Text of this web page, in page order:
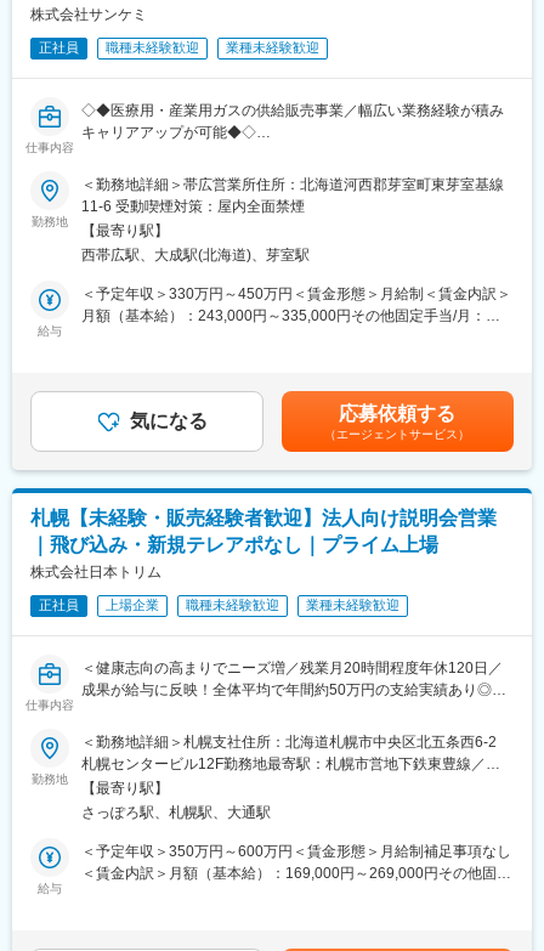
基本的にはOJT制度で現場社員の方があなた専属でメンターが付
きます。（半年程）しっかりと知識面の研修をした上で、まずは
先輩と病院やクリニックなどのお客様へ訪問し、現場を見て知識
を体系化、お客様に自分のことを覚えて頂き関係性を構築してい
きます。
ご入社頂くとともに、半年かけて身に付ける業務スケジュールに
沿って業務をこなして頂く為、置いて行かれる心配はございませ
※旭川支店では現在7人の営業がおります。
■評価制度：
等級とランクによる2段階の評価指標がございます。等級は1年に
れます。
ランクは数値面と業務達成度を評価し、基本給に紐づいておりま
・当社ではノルマのために無理な営業を行うことはありません。
あくまでも「目標」としてチーム制度で協力しながら行動し、お
客様のためになる提案を第一に考えています。
・医療機器・医療商材の代理店営業の為、医療業界、知識を身に
付けることができます。
・家族手当等の福利厚生も充実しており、長期就業できる環境で
す。
・長時間の残業は発生しません。残業月平均10～15時間程度で
す。
株式会社サンケミ
正社員 職種未経験歓迎 業種未経験歓迎
仕事内容
◇◆医療用・産業用ガスの供給販売事業／幅広い業務経験が積み
キャリアアップが可能◆◇
■業務内容：
帯広営業所にて、以下の業務を担当していただきます。
・燃料ガスの販売・設備工事・検針、並びに付随する一切の業務
・在宅医療サービス業務を含む帯広営業所内業務全般
少人数の営業所のため、燃料ガス関連業務と在宅医療サービス業
務の両方に従事していただきます。
地域に密着したサービスを提供する、やりがいのあるお仕事で
在宅医療サービスの業務が未経験の方でもご安心ください。
業務習得に向けたOJT（実地研修）を実施しており、経験に応じ
て研修期間を調整します。研修は札幌本社で行う可能性もありま
■組織構成：
帯広営業所には現在7名が在籍しています（所長含む）。
・所長：62歳
・年齢構成：20代～60代まで幅広く在籍
・男女比：男性6名、女性1名
若手からベテランまで、幅広く活躍しています。
■キャリアパス
営業経験を積んで頂いた後、20年後には帯広営業所の所長をお任
せする可能性もあります。
広い業務をお任せしたいと考えています（燃料以外の仕事も含ま
れます。）
長期的な視点で成長していただける方を歓迎します。
資格や経験をお持ちの方はもちろん歓迎ですが、何よりも現場で
の実務に真摯に取り組んでいただける方を求めています。
勤務地
＜勤務地詳細＞帯広営業所住所：北海道河西郡芽室町東芽室基線
11-6 受動喫煙対策：屋内全面禁煙
【最寄り駅】
西帯広駅、大成駅(北海道)、芽室駅
給与
＜予定年収＞330万円～450万円＜賃金形態＞月給制＜賃金内訳＞
月額（基本給）：243,000円～335,000円その他固定手当/月：
与：年3回（7月、10月、12月）※過去実績：平均2.9ヶ月分※初回
賞与は30000円となります。※別枠の職務内容欄にその他補足情報
があります。賃金はあくまでも目安の金額であり、選考を通じて
上下する可能性があります。月給(月額)は固定手当を含めた表記で
す。
気になる 応募依頼する
（エージェントサービス）
札幌【未経験・販売経験者歓迎】法人向け説明会営業
｜飛び込み・新規テレアポなし｜プライム上場
株式会社日本トリム
正社員 上場企業 職種未経験歓迎 業種未経験歓迎
仕事内容
＜健康志向の高まりでニーズ増／残業月20時間程度年休120日／
成果が給与に反映！全体平均で年間約50万円の支給実績あり◎＞
【仕事の内容】
当社は、東証プライム上場の電解水素水整水器メーカーです。
今回募集するのは、法人企業の従業員様向けに製品説明会・体験
会を行う営業職です。
新規飛び込みや無作為なテレアポではなく、代理店からの紹介先
やお問い合わせのあった法人様が中心です。
入社後は専任トレーナーがつき、商品知識・説明トーク・商談の
勤務地
＜勤務地詳細＞札幌支社住所：北海道札幌市中央区北五条西6-2
札幌センタービル12F勤務地最寄駅：札幌市営地下鉄東豊線／さ
っぽろ駅受動喫煙対策：屋内全面禁煙変更の範囲：会社の定める
事業所
【最寄り駅】
さっぽろ駅、札幌駅、大通駅
給与
＜予定年収＞350万円～600万円＜賃金形態＞月給制補足事項なし
＜賃金内訳＞月額（基本給）：169,000円～269,000円その他固定